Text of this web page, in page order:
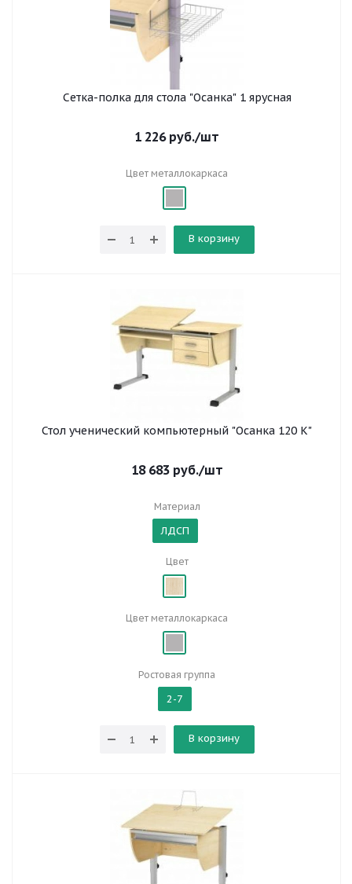
Сетка-полка для стола "Осанка" 1 ярусная
1 226руб./шт
Цвет металлокаркаса
В корзину
Стол ученический компьютерный "Осанка 120 К"
18 683руб./шт
Материал
ЛДСП
Цвет
Цвет металлокаркаса
Ростовая группа
2-7
В корзину